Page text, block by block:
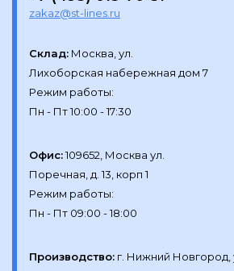
zakaz@st-lines.ru
Склад: Москва, ул.
Лихоборская набережная дом 7
Режим работы:
Офис:109652, Москва ул.
Поречная, д. 13, корп 1
Режим работы:
Производство: г. Нижний Новгород,